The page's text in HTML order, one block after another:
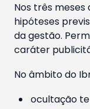
Nos três
hipóteses
da gestão.
caráter
No âmbito do
ocultação